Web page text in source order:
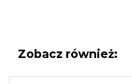
Zobacz również: